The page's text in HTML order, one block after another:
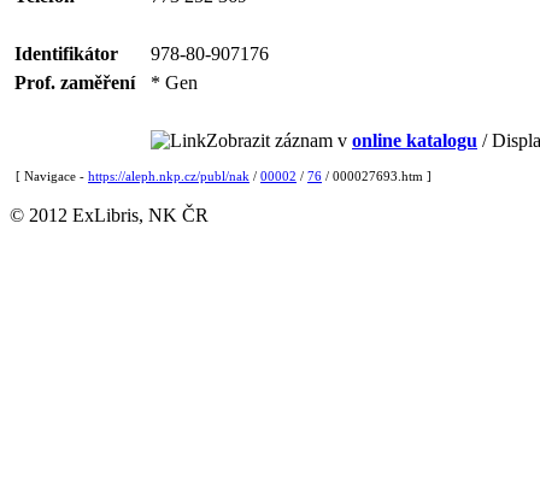
Identifikátor
978-80-907176
Prof. zaměření
* Gen
Zobrazit záznam v online katalogu /
[ Navigace - https://aleph.nkp.cz/publ/nak / 00002 / 76 / 000027693.htm ]
© 2012 ExLibris, NK ČR